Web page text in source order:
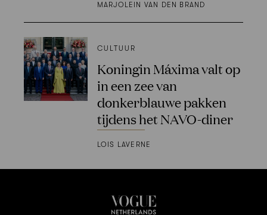
MARJOLEIN VAN DEN BRAND
CULTUUR
Koningin Máxima valt op
in een zee van
donkerblauwe pakken
tijdens het NAVO-diner
LOIS LAVERNE